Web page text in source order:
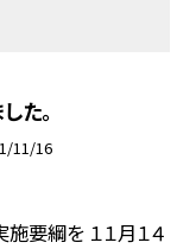
た。
11/16
施要綱を １１月１４